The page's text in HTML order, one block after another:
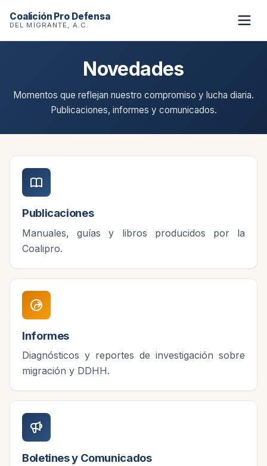
Coalición Pro Defensa
DEL MIGRANTE, A.C.
Novedades
Momentos que reflejan nuestro compromiso y lucha diaria.
Publicaciones, informes y comunicados.
Publicaciones
Manuales, guías y libros producidos por la
Coalipro.
Informes
Diagnósticos y reportes de investigación sobre
migración y DDHH.
Boletines y Comunicados